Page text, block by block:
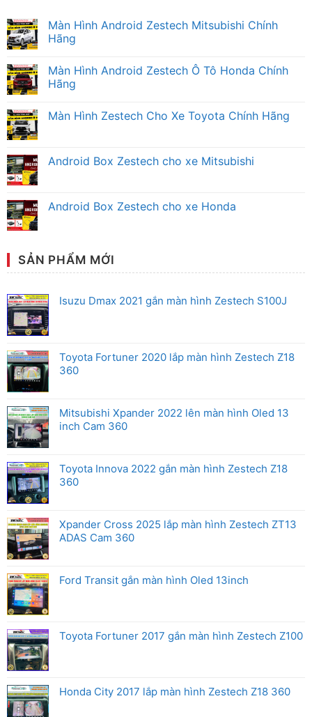
Màn Hình Android Zestech Mitsubishi Chính
Hãng
bình
luận
ở
Android
Màn Hình Android Zestech Ô Tô Honda Chính
Hãng
bình
Android
Chính
Màn Hình Zestech Cho Xe Toyota Chính Hãng
luận
ở
Cho
Xe
Android Box Zestech cho xe Mitsubishi
luận
ở
xe
Mitsubishi
Android Box Zestech cho xe Honda
ở
Android
Box
cho
xe
Honda
SẢN PHẨM MỚI
Isuzu Dmax 2021 gắn màn hình Zestech S100J
Toyota Fortuner 2020 lắp màn hình Zestech Z18
360
Mitsubishi Xpander 2022 lên màn hình Oled 13
inch Cam 360
Toyota Innova 2022 gắn màn hình Zestech Z18
360
Xpander Cross 2025 lắp màn hình Zestech ZT13
ADAS Cam 360
Ford Transit gắn màn hình Oled 13inch
Toyota Fortuner 2017 gắn màn hình Zestech Z100
Honda City 2017 lắp màn hình Zestech Z18 360